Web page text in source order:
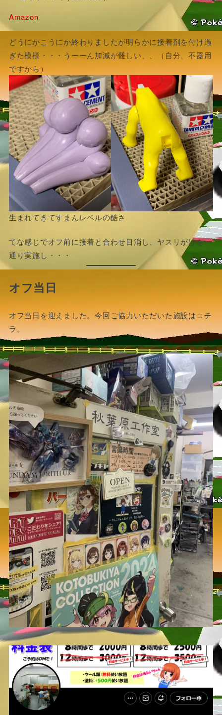
Amazon
どうにかこうにか終わりましたが明らかに接着剤を付け過
ぎた模様・・・うーーん加減が難しい、、（自分、不器用
ですから）
生まれてきてすまんレベルの酷さ
てな感じでオフ前に接着と合わせ目消し、ヤスリがけを一
通り実施し・・・
オフ当日
オフ当日を迎えました。今回ご協力いただいた施設はコチ
ラ。